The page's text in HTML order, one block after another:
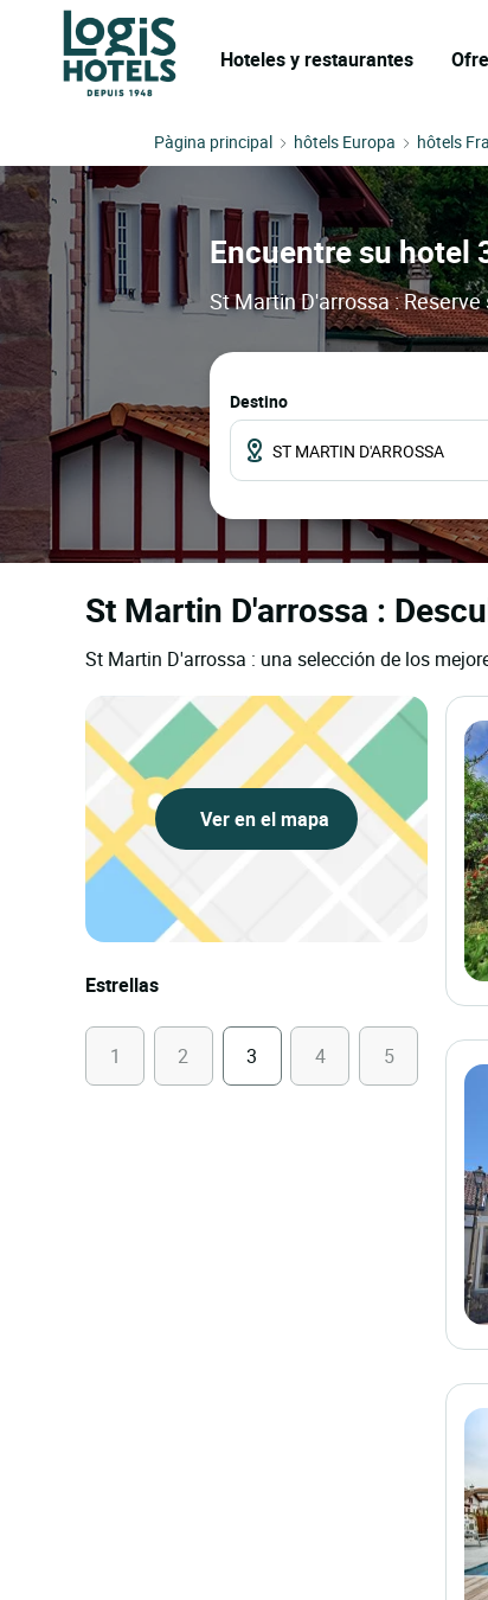
Hoteles y restaurantes
Pàgina principal hôtels Europa hôtels
Encuentre su hotel
St Martin D'arrossa :
Destino
St Martin D'arrossa :
St Martin D'arrossa : una selección de los
Ver en el mapa
Estrellas
1 2 3 4 5